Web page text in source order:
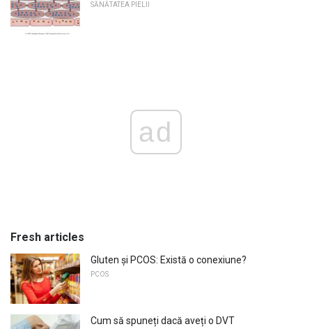
SĂNĂTATEA PIELII
ad
Fresh articles
Gluten și PCOS: Există o conexiune?
PCOS
Cum să spuneți dacă aveți o DVT